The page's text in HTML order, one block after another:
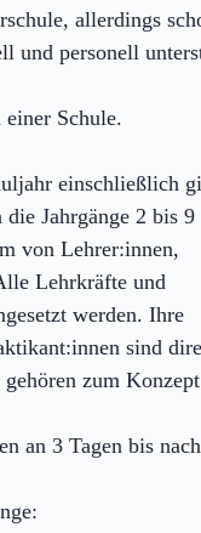
allerdings
und personell
Schule.
einschließlich
Jahrgänge 2 bis 9
von Lehrer:innen,
Lehrkräfte und
werden. Ihre
sind
zum
an 3 Tagen bis